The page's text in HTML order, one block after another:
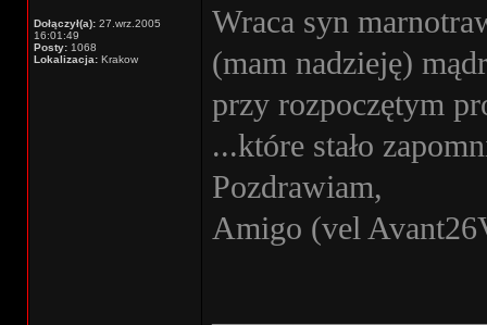
Dołączył(a): 27.wrz.2005
16:01:49
Posty: 1068
Lokalizacja: Krakow
Wraca syn
(mam nadzieję)
przy rozpoczętym
...które stało
Pozdrawiam,
Amigo (vel